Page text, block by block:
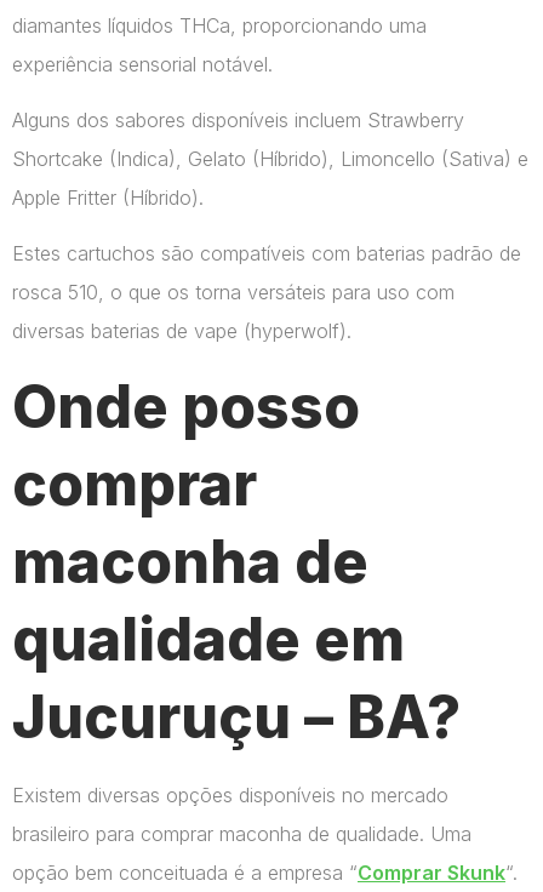
diamantes líquidos THCa, proporcionando uma
experiência sensorial notável.
Alguns dos sabores disponíveis incluem Strawberry
Shortcake (Indica), Gelato (Híbrido), Limoncello (Sativa) e
Apple Fritter (Híbrido).
Estes cartuchos são compatíveis com baterias padrão de
rosca 510, o que os torna versáteis para uso com
diversas baterias de vape​ (hyperwolf)​.
Onde posso
comprar
maconha de
qualidade em
Jucuruçu – BA?
Existem diversas opções disponíveis no mercado
brasileiro para comprar maconha de qualidade. Uma
opção bem conceituada é a empresa “Comprar Skunk“.